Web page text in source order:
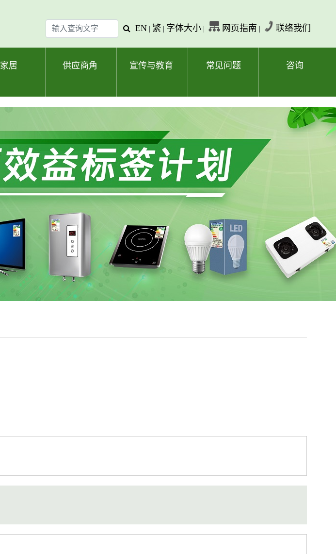
输
入
查
查
字
EN | 繁 | 字体大小 | 网页指南 | 联络我们
家居 供应商角 宣传与教育 常见问题 咨询